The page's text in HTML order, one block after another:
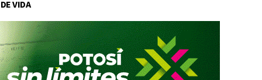
VIDA